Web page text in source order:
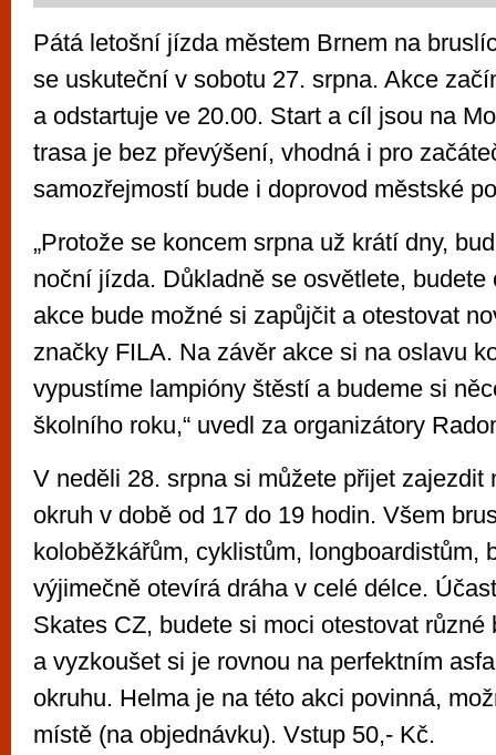
Pátá letošní jízda městem Brnem na
se uskuteční v sobotu 27. srpna. Akce
a odstartuje ve 20.00. Start a cíl jsou na
trasa je bez převýšení, vhodná i pro
samozřejmostí bude i doprovod městské
„Protože se koncem srpna už krátí dny,
noční jízda. Důkladně se osvětlete, budete
akce bude možné si zapůjčit a otestovat
značky FILA. Na závěr akce si na oslavu
vypustíme lampióny štěstí a budeme si
školního roku,“ uvedl za organizátory
V neděli 28. srpna si můžete přijet zajezdit
okruh v době od 17 do 19 hodin. Všem
koloběžkářům, cyklistům, longboardistům,
výjimečně otevírá dráha v celé délce.
Skates CZ, budete si moci otestovat různé
a vyzkoušet si je rovnou na perfektním
okruhu. Helma je na této akci povinná,
místě (na objednávku). Vstup 50,- Kč.